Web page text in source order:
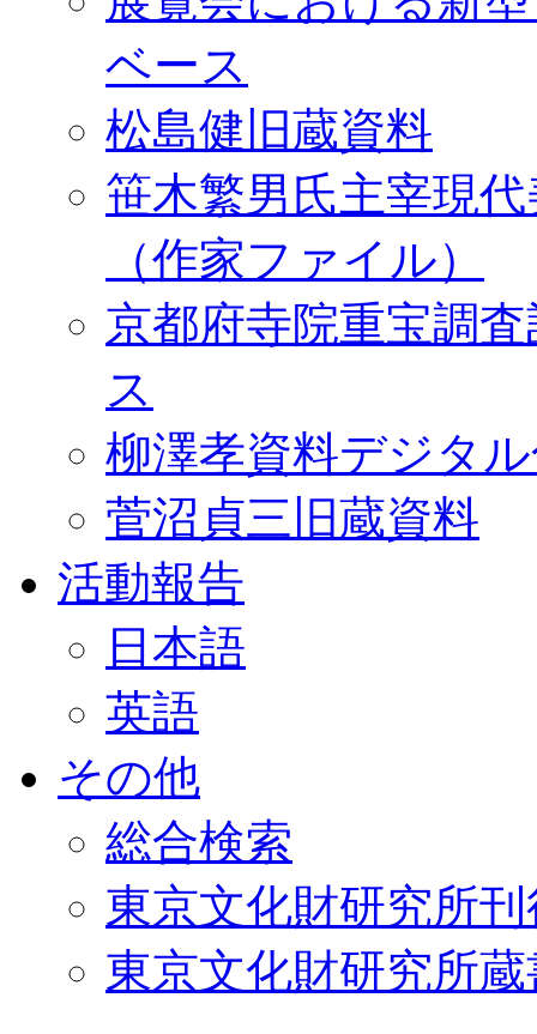
ベース
松島健旧蔵資料
笹木繁男氏主宰現
（作家ファイル）
京都府寺院重宝調
ス
柳澤孝資料デジタ
菅沼貞三旧蔵資料
活動報告
日本語
英語
その他
総合検索
東京文化財研究所
東京文化財研究所